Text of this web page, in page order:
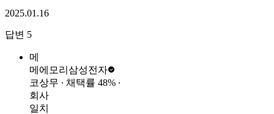
2025.01.16
답변 5
메
메에모리 삼성전자
코상무 ∙ 채택률 48% ∙
회사
일치